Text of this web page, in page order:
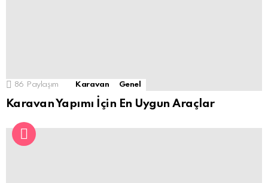
86 Paylaşım Karavan Genel
Karavan Yapımı İçin En Uygun Araçlar